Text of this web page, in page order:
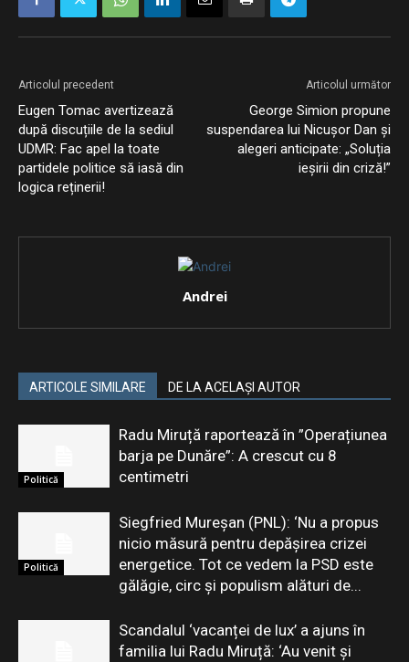
Articolul precedent
Eugen Tomac avertizează
după discuțiile de la sediul
UDMR: Fac apel la toate
partidele politice să iasă din
logica reținerii!
Articolul următor
George Simion propune
suspendarea lui Nicușor Dan și
alegeri anticipate: „Soluția
ieșirii din criză!”
Andrei
ARTICOLE SIMILARE DE LA ACELAȘI AUTOR
Politică
Radu Miruță raportează în ”Operațiunea
barja pe Dunăre”: A crescut cu 8
centimetri
Politică
Siegfried Mureșan (PNL): ‘Nu a propus
nicio măsură pentru depăşirea crizei
energetice. Tot ce vedem la PSD este
gălăgie, circ şi populism alături de...
Scandalul ‘vacanței de lux’ a ajuns în
familia lui Radu Miruță: ‘Au venit și